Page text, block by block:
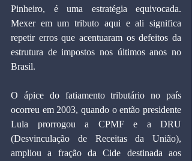
Pinheiro, é uma estratégia equivocada.
Mexer em um tributo aqui e ali significa
repetir erros que acentuaram os defeitos da
estrutura de impostos nos últimos anos no
Brasil.
O ápice do fatiamento tributário no país
ocorreu em 2003, quando o então presidente
Lula prorrogou a CPMF e a DRU
(Desvinculação de Receitas da União),
ampliou a fração da Cide destinada aos